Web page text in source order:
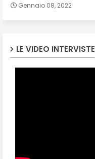
Gennaio 08, 2022
LE VIDEO INTERVISTE